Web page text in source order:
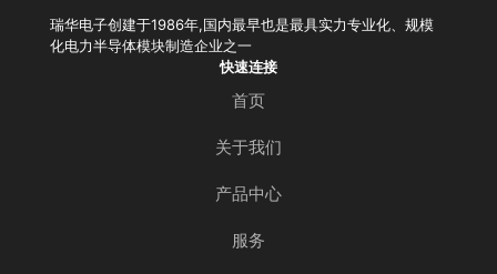
瑞华电子创建于1986年,国内最早也是最具实力专业化、规模
化电力半导体模块制造企业之一
快速连接
首页
关于我们
产品中心
服务